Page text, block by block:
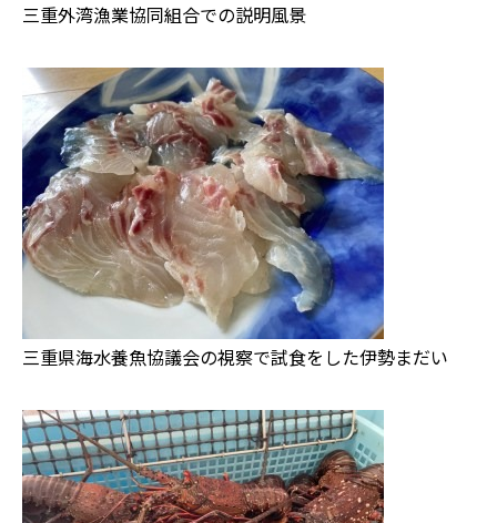
三重外湾漁業協同組合での説明風景
三重県海水養魚協議会の視察で試食をした伊勢まだい